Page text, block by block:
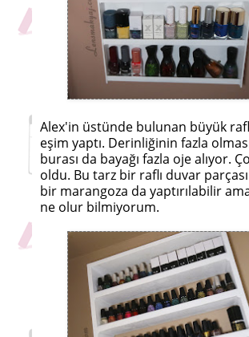
Alex'in üstünde bulunan büyük
eşim yaptı. Derinliğinin fazla
burası da bayağı fazla oje alıyor.
oldu. Bu tarz bir raflı duvar
bir marangoza da yaptırılabilir
ne olur bilmiyorum.